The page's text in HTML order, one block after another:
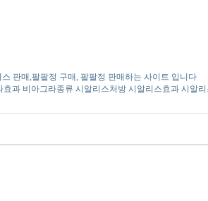
판매,팔팔정 구매, 팔팔정 판매하는 사이트 입니다
과 비아그라종류 시알리스처방 시알리스효과 시알